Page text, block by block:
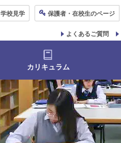
学校見学 保護者 ・在校生のページ
よくあるご質問
カリキュラム